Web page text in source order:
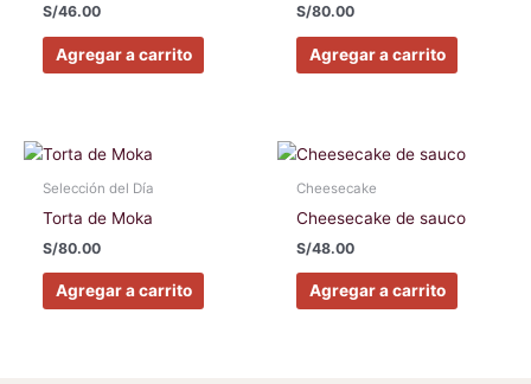
S/46.00
Agregar a carrito
S/80.00
Agregar a carrito
Selección del Día
Torta de Moka
S/80.00
Agregar a carrito
Cheesecake
Cheesecake de sauco
S/48.00
Agregar a carrito